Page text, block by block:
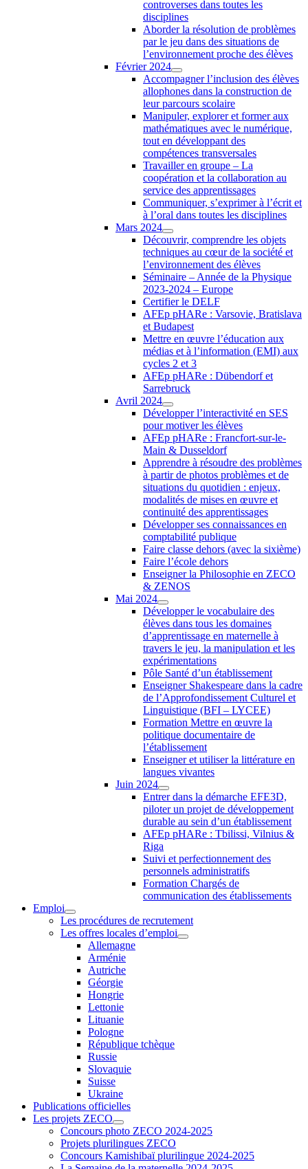
controverses dans toutes les
disciplines
Aborder la résolution de problèmes
par le jeu dans des situations de
l’environnement proche des élèves
Février 2024
Accompagner l’inclusion des élèves
allophones dans la construction de
leur parcours scolaire
Manipuler, explorer et former aux
mathématiques avec le numérique,
tout en développant des
compétences transversales
Travailler en groupe – La
coopération et la collaboration au
service des apprentissages
Communiquer, s’exprimer à l’écrit et
à l’oral dans toutes les disciplines
Mars 2024
Découvrir, comprendre les objets
techniques au cœur de la société et
l’environnement des élèves
Séminaire – Année de la Physique
2023-2024 – Europe
Certifier le DELF
AFEp pHARe : Varsovie, Bratislava
et Budapest
Mettre en œuvre l’éducation aux
médias et à l’information (EMI) aux
cycles 2 et 3
AFEp pHARe : Dübendorf et
Sarrebruck
Avril 2024
Développer l’interactivité en SES
pour motiver les élèves
AFEp pHARe : Francfort-sur-le-
Main & Dusseldorf
Apprendre à résoudre des problèmes
à partir de photos problèmes et de
situations du quotidien : enjeux,
modalités de mises en œuvre et
continuité des apprentissages
Développer ses connaissances en
comptabilité publique
Faire classe dehors (avec la sixième)
Faire l’école dehors
Enseigner la Philosophie en ZECO
& ZENOS
Mai 2024
Développer le vocabulaire des
élèves dans tous les domaines
d’apprentissage en maternelle à
travers le jeu, la manipulation et les
expérimentations
Pôle Santé d’un établissement
Enseigner Shakespeare dans la cadre
de l’Approfondissement Culturel et
Linguistique (BFI – LYCEE)
Formation Mettre en œuvre la
politique documentaire de
l’établissement
Enseigner et utiliser la littérature en
langues vivantes
Juin 2024
Entrer dans la démarche EFE3D,
piloter un projet de développement
durable au sein d’un établissement
AFEp pHARe : Tbilissi, Vilnius &
Riga
Suivi et perfectionnement des
personnels administratifs
Formation Chargés de
communication des établissements
Emploi
Les procédures de recrutement
Les offres locales d’emploi
Allemagne
Arménie
Autriche
Géorgie
Hongrie
Lettonie
Lituanie
Pologne
République tchèque
Russie
Slovaquie
Suisse
Ukraine
Publications officielles
Les projets ZECO
Concours photo ZECO 2024-2025
Projets plurilingues ZECO
Concours Kamishibaï plurilingue 2024-2025